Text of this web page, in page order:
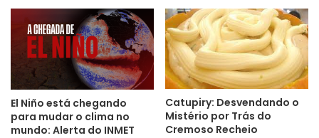
El Niño está chegando
para mudar o clima no
mundo: Alerta do INMET
Catupiry: Desvendando o
Mistério por Trás do
Cremoso Recheio